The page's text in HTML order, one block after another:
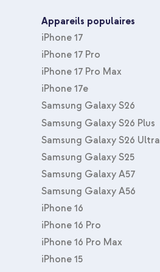
CoqueAppareils populaires
iPhone 17
iPhone 17 Pro
iPhone 17 Pro Max
iPhone 17e
Samsung Galaxy S26
Samsung Galaxy S26 Plus
Samsung Galaxy S26 Ultra
Samsung Galaxy S25
Samsung Galaxy A57
Samsung Galaxy A56
iPhone 16
iPhone 16 Pro
iPhone 16 Pro Max
iPhone 15